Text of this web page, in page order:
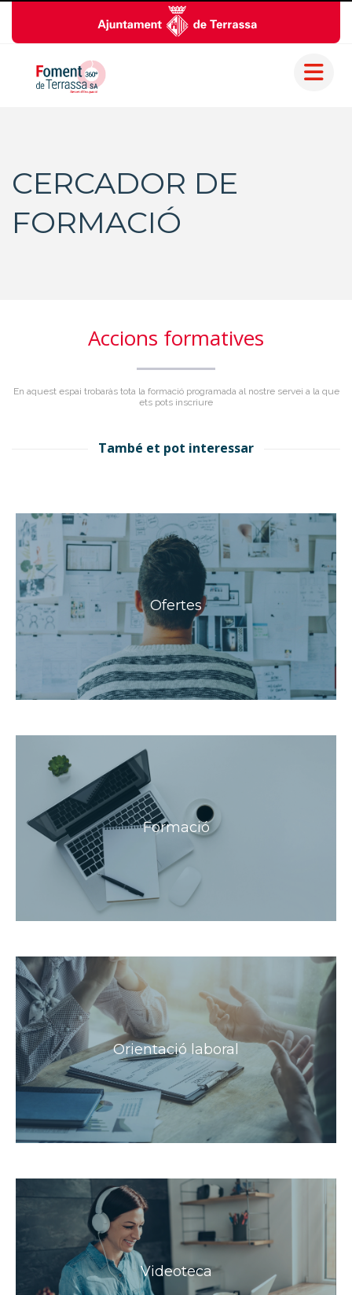
CERCADOR DE
FORMACIÓ
Accions formatives
En aquest espai trobaràs tota la formació programada al nostre servei a la que
ets pots inscriure
També et pot interessar
Ofertes
Formació
Orientació laboral
Videoteca